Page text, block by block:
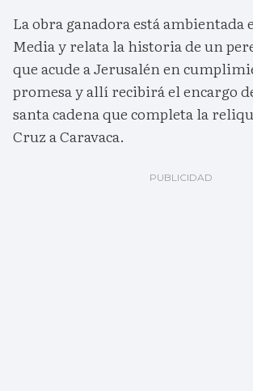
La obra ganadora está ambientada
Media y relata la historia de un
que acude a Jerusalén en
promesa y allí recibirá el encargo
santa cadena que completa la
Cruz a Caravaca.